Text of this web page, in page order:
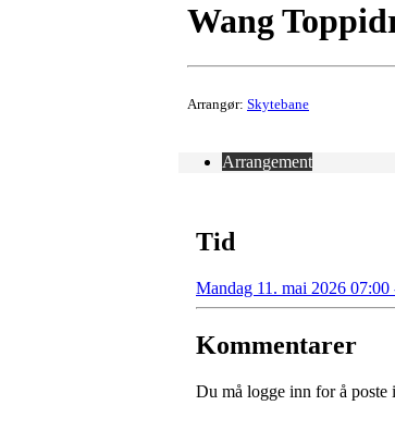
Wang
Arrangør: Skytebane
Arrangement
Tid
Mandag 11. mai 2026 07:00
Kommentarer
Du må logge inn for å poste